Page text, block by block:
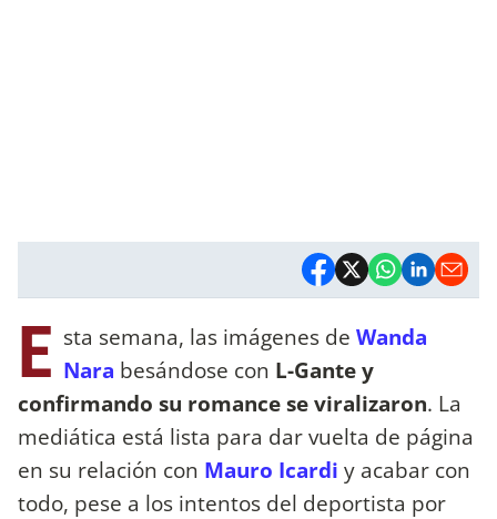
E sta semana, las imágenes de Wanda
Nara besándose con L-Gante y
confirmando su romance se viralizaron. La
mediática está lista para dar vuelta de página
en su relación con Mauro Icardi y acabar con
todo, pese a los intentos del deportista por